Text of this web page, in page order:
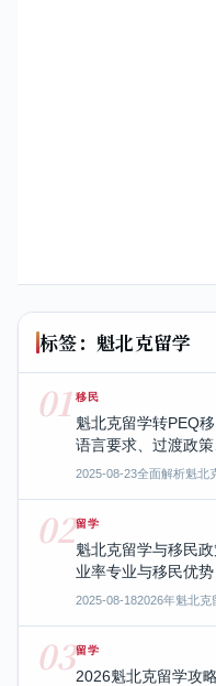
标签：魁北克留学
01 移民
魁北克留学转PEQ
语言要求、过渡政
2025-08-23全面解析魁北
02留学
魁北克留学与移民
业率专业与移民优势
2025-08-182026年魁北克
03留学
2026魁北克留学攻